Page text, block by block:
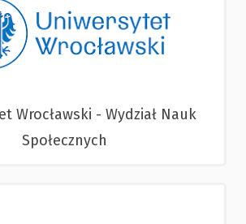
Wrocławski - Wydział Nauk
Społecznych